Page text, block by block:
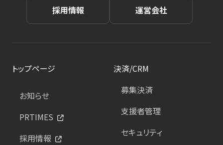
採用情報 運営会社
トップページ
お知らせ
PRTIMES
採用情報
決済/CRM
募集決済
支援者管理
セキュリティ